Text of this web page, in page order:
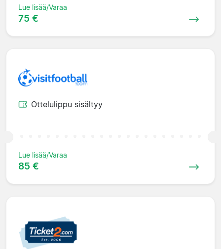
Lue lisää/Varaa
75 €
Ottelulippu sisältyy
Lue lisää/Varaa
85 €